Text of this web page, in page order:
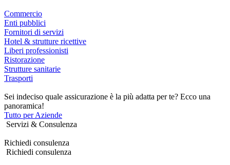
Commercio
Enti pubblici
Fornitori di servizi
Hotel & strutture ricettive
Liberi professionisti
Ristorazione
Strutture sanitarie
Trasporti
Sei indeciso quale assicurazione è la più adatta per te? Ecco una
panoramica!
Tutto per Aziende
Servizi & Consulenza
Richiedi consulenza
Richiedi consulenza